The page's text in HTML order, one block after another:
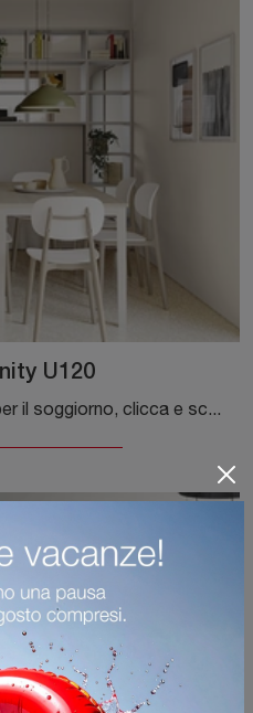
U120
Se cerchi librerie divisorie per il soggiorno, clicca e scopri le nostre soluzioni moderne: il modello Golf Infinity U120 Colombini Casa ti aspetta!